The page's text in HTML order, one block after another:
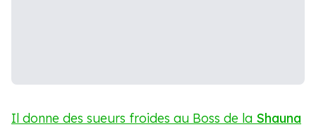
Il donne des sueurs froides au Boss de la Shauna